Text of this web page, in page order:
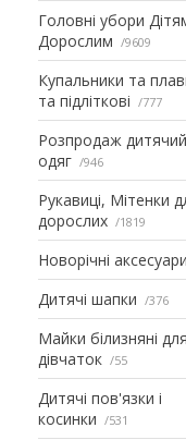
Головні убори
Дорослим
9609
Купальники та
та підліткові
777
Розпродаж дитячий
одяг
946
Рукавиці, Мітенки
дорослих
1819
Новорічні
Дитячі шапки 376
Майки білизняні для
дівчаток
55
Дитячі пов'язки і
косинки
531